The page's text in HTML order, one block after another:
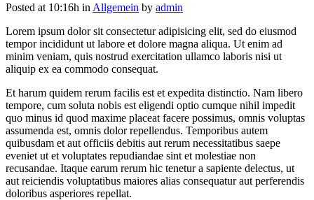
Posted at 10:16h in Allgemein by admin
Lorem ipsum dolor sit consectetur adipisicing elit, sed do eiusmod
tempor incididunt ut labore et dolore magna aliqua. Ut enim ad
minim veniam, quis nostrud exercitation ullamco laboris nisi ut
aliquip ex ea commodo consequat.
Et harum quidem rerum facilis est et expedita distinctio. Nam libero
tempore, cum soluta nobis est eligendi optio cumque nihil impedit
quo minus id quod maxime placeat facere possimus, omnis voluptas
assumenda est, omnis dolor repellendus. Temporibus autem
quibusdam et aut officiis debitis aut rerum necessitatibus saepe
eveniet ut et voluptates repudiandae sint et molestiae non
recusandae. Itaque earum rerum hic tenetur a sapiente delectus, ut
aut reiciendis voluptatibus maiores alias consequatur aut perferendis
doloribus asperiores repellat.